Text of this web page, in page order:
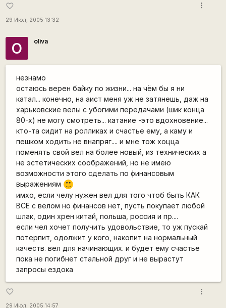
favorite_border
29 Июл, 2005 13:32
more_vert
O oliva
незнамо
остаюсь верен байку по жизни... на чём бы я ни
катал... конечно, на аист меня уж не затянешь, даж на
харьковские велы с убогими передачами (шик конца
80-х) не могу смотреть... катание -это вдохновение...
кто-та сидит на ролликах и счастье ему, а каму и
пешком ходить не внапряг.... и мне тож хоцца
поменять свой вел на более новый, из технических а
не эстетических соображений, но не имею
возможности этого сделать по финансовым
выражениям
:)
имхо, если челу нужен вел для того чтоб быть КАК
ВСЕ с велом но финансов нет, пусть покупает любой
шлак, один хрен китай, польша, россия и пр....
если чел хочет получить удовольствие, то уж пускай
потерпит, одолжит у кого, накопит на нормальный
качеств. вел для начинающих. и будет ему счастье
пока не погибнет стальной друг и не вырастут
запросы ездока
favorite_border
29 Июл, 2005 14:57
more_vert